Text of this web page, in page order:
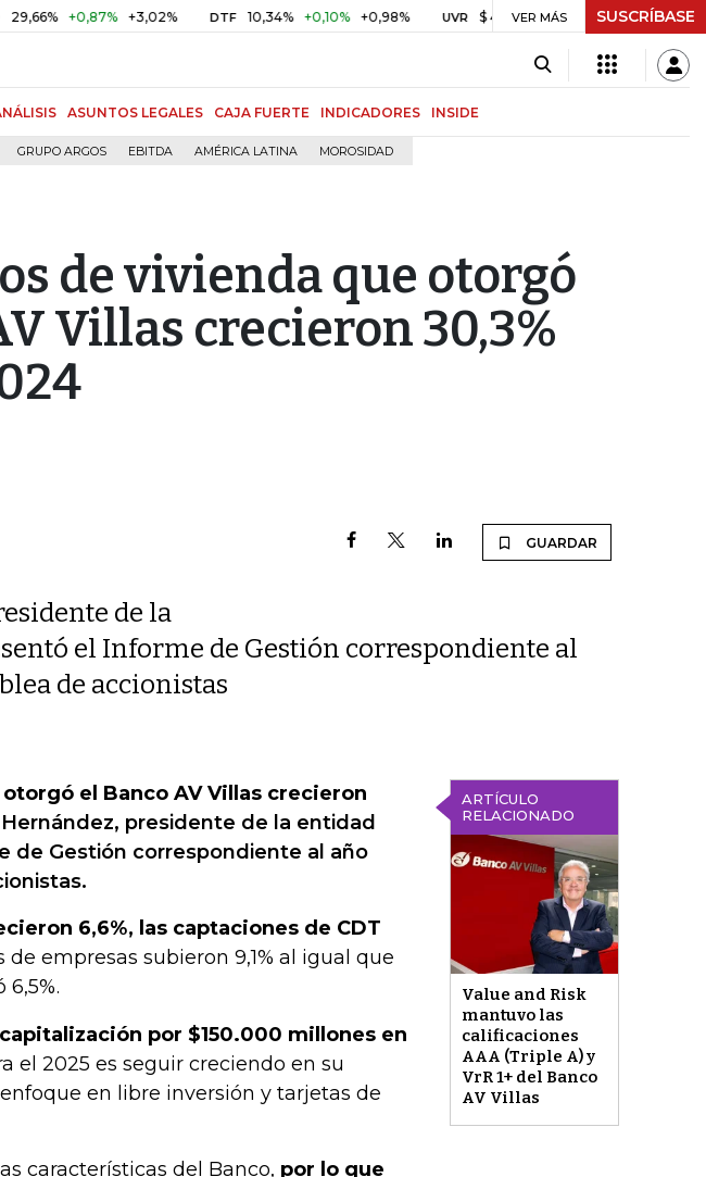
+0,87% +3,02% DTF 10,34% +0,10% +0,98% UVR $ 416,91 +$ 0,05 +0,01% BITCOIN
VER MÁS SUSCRÍBASE
ASUNTOS LEGALES CAJA FUERTE INDICADORES INSIDE
GRUPO ARGOS EBITDA AMÉRICA LATINA MOROSIDAD
de vivienda que otorgó
Villas crecieron 30,3%
GUARDAR
de la
el Informe de Gestión correspondiente al
de accionistas
ARTÍCULO
RELACIONADO
Value and Risk
mantuvo las
calificaciones
AAA (Triple A) y
VrR 1+ del Banco
AV Villas
el Banco AV Villas crecieron
presidente de la entidad
de Gestión correspondiente al año
6,6%, las captaciones de CDT
de empresas subieron 9,1% al igual que
por $150.000 millones en
el 2025 es seguir creciendo en su
en libre inversión y tarjetas de
características del Banco, por lo que